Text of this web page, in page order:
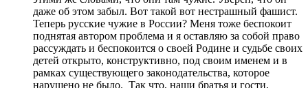
даже об этом забыл. Вот такой вот нестрашный фашист.
Теперь русские чужие в России? Меня тоже беспокоит
поднятая автором проблема и я оставляю за собой право
рассуждать и беспокоится о своей Родине и судьбе своих
детей открыто, конструктивно, под своим именем и в
рамках существующего законодательства, которое
нарушено не было. Так что, наши братья и гости,